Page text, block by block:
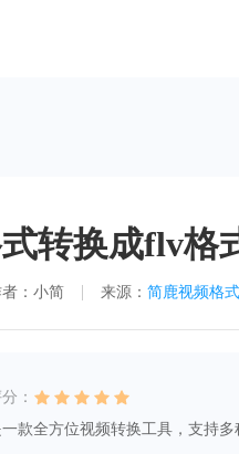
转换成flv格
：小简 来源： 简鹿视频格
：
款全方位视频转换工具，支持多